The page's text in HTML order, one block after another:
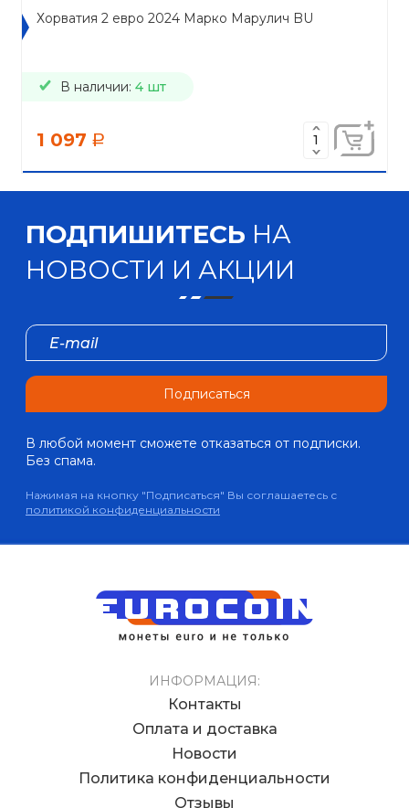
Хорватия 2 евро 2024 Марко Марулич BU
В наличии: 4 шт
1 097 a
ПОДПИШИТЕСЬ НА
НОВОСТИ И АКЦИИ
Подписаться
В любой момент сможете отказаться от подписки.
Без спама.
Нажимая на кнопку "Подписаться" Вы соглашаетесь с
политикой конфиденциальности
ИНФОРМАЦИЯ:
Контакты
Оплата и доставка
Новости
Политика конфиденциальности
Отзывы